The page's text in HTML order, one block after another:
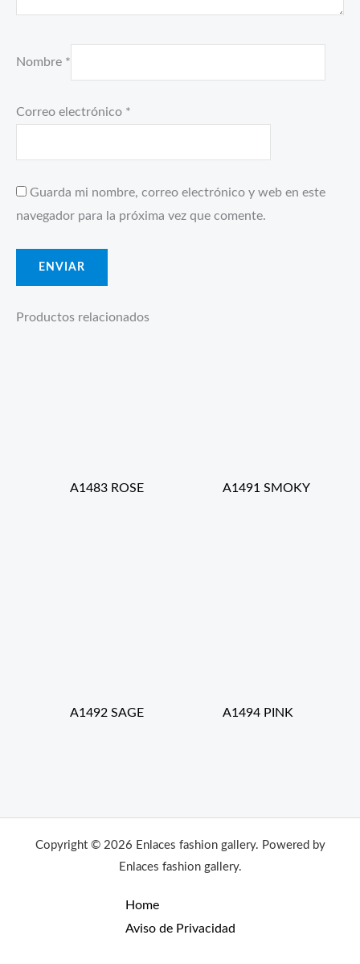
Nombre *
Correo electrónico *
Guarda mi nombre, correo electrónico y web en este
navegador para la próxima vez que comente.
Productos relacionados
A1483 ROSE A1491 SMOKY
A1492 SAGE A1494 PINK
Copyright © 2026 Enlaces fashion gallery. Powered by
Enlaces fashion gallery.
Home
Aviso de Privacidad